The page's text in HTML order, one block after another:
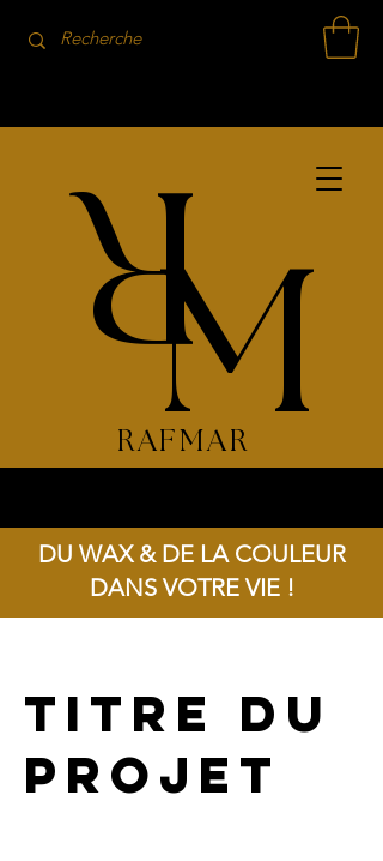
RM
RAFMAR
DU WAX & DE LA COULEUR
DANS VOTRE VIE !
Titre du
projet